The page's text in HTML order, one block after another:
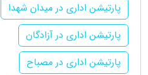
پارتیشن اداری در میدان شهدا
پارتیشن اداری در آزادگان
پارتیشن اداری در مصباح